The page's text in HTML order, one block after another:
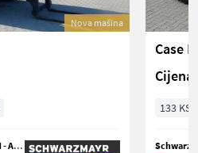
Nova mašina
Schwarzmayr Landtechnik GmbH - Aurolzmünster
Case
133 KS/